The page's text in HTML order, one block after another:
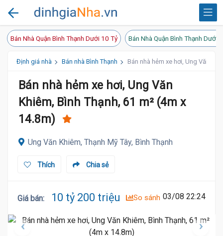
Bán Nhà Quận Bình Thạnh Dưới 10 Tỷ Bán Nhà Quận Bình Thạnh Dưới
Định giá nhà Bán nhà Bình Thạnh Bán nhà hẻm xe hơi, Ung Văn
Bán nhà hẻm xe hơi, Ung Văn
Khiêm, Bình Thạnh, 61 m² (4m x
14.8m)
Ung Văn Khiêm, Thạnh Mỹ Tây, Bình Thạnh
Chia sẻ
Thích
Giá bán: 10 tỷ 200 triệu So sánh 03/08 22:24